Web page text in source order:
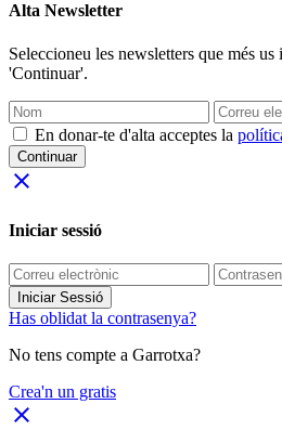
Alta Newsletter
Seleccioneu les newsletters que més
'Continuar'.
En donar-te d'alta acceptes la
Continuar
close
Iniciar sessió
Iniciar Sessió
Has oblidat la contrasenya?
No tens compte a Garrotxa?
Crea'n un gratis
close